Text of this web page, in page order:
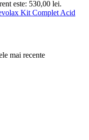
este: 530,00 lei.
Kit Complet Acid
mai recente